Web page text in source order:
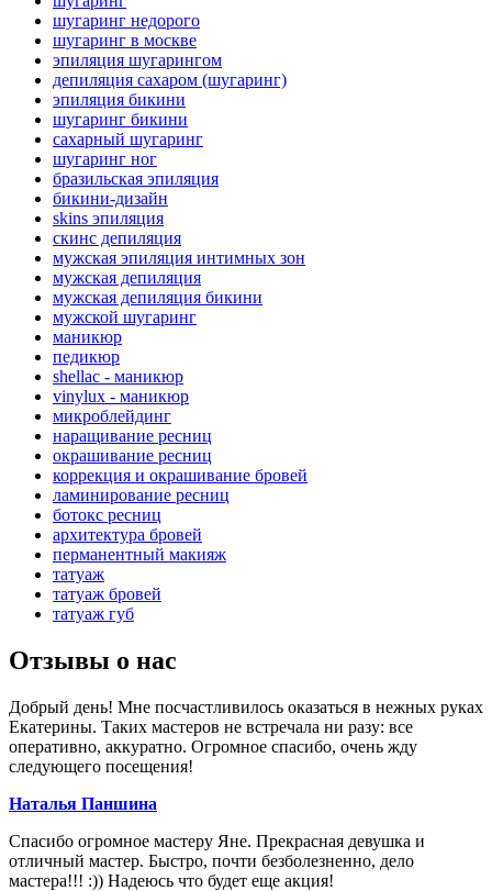
шугаринг недорого
шугаринг в москве
эпиляция шугарингом
депиляция сахаром (шугаринг)
эпиляция бикини
шугаринг бикини
сахарный шугаринг
шугаринг ног
бразильская эпиляция
бикини-дизайн
skins эпиляция
cкинс депиляция
мужская эпиляция интимных зон
мужская депиляция
мужская депиляция бикини
мужской шугаринг
маникюр
педикюр
shellac - маникюр
vinylux - маникюр
микроблейдинг
наращивание ресниц
окрашивание ресниц
коррекция и окрашивание бровей
ламинирование ресниц
ботокс ресниц
архитектура бровей
перманентный макияж
татуаж
татуаж бровей
татуаж губ
Отзывы о нас
Добрый день! Мне посчастливилось оказаться в нежных руках
Екатерины. Таких мастеров не встречала ни разу: все
оперативно, аккуратно. Огромное спасибо, очень жду
следующего посещения!
Наталья Паншина
Спасибо огромное мастеру Яне. Прекрасная девушка и
отличный мастер. Быстро, почти безболезненно, дело
мастера!!! :)) Надеюсь что будет еще акция!